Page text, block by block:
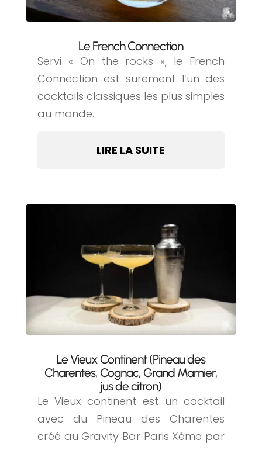
Le French Connection
Servi « On the rocks », le French
Connection est surement l’un des
cocktails classiques les plus simples
au monde.
LIRE LA SUITE
Le Vieux Continent (Pineau des
Charentes, Cognac, Grand Marnier,
jus de citron)
Le Vieux continent est un cocktail
avec du Pineau des Charentes
créé au Gravity Bar Paris Xème par